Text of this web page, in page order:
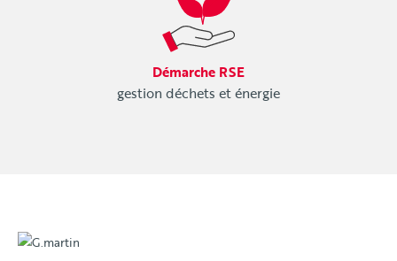
Démarche RSE
gestion déchets et énergie